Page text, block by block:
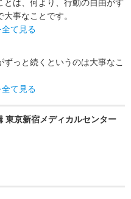
とは、何より、行動の自由がず
事なことです。
て見る
っと続くというのは大事なこ
て見る
東京新宿メディカルセンター